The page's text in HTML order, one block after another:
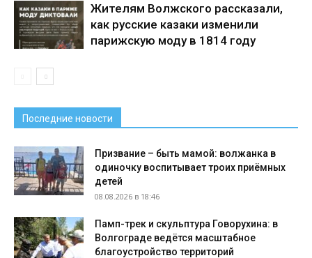
Жителям Волжского рассказали,
как русские казаки изменили
парижскую моду в 1814 году
Последние новости
Призвание – быть мамой: волжанка в
одиночку воспитывает троих приёмных
детей
08.08.2026 в 18:46
Памп-трек и скульптура Говорухина: в
Волгограде ведётся масштабное
благоустройство территорий